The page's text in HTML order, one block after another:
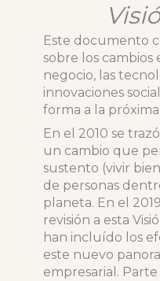
Este documento
sobre los cambios
negocio, las
innovaciones
forma a la
En el 2010 se
un cambio que
sustento (vivir
de personas
planeta. En el
revisión a esta
han incluído los
este nuevo
empresarial.